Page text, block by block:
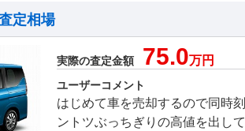
定相場
実際の査定金額 75.0万円
ユーザーコメント
はじめて車を売却するので同時
ントツぶっちぎりの高値を出し